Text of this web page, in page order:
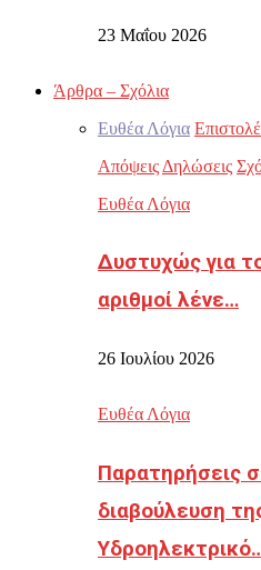
23 Μαΐου 2026
Άρθρα – Σχόλια
Ευθέα Λόγια
Απόψεις Δηλώσεις
Ευθέα Λόγια
Δυστυχώς για
αριθμοί λένε…
26 Ιουλίου 2026
Ευθέα Λόγια
Παρατηρήσεις
διαβούλευση